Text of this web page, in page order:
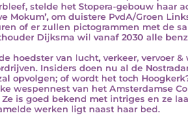
stelde het Stopera-gebouw haar
Mokum’, om duistere PvdA/Groen
of er zullen pictogrammen met de
Dijksma wil vanaf 2030 alle
hoedster van lucht, verkeer, vervoer
Insiders doen nu al de
opvolgen; of wordt het toch
wespennest van het Amsterdamse
is goed bekend met intriges en ze
werken ligt naast haar bed.